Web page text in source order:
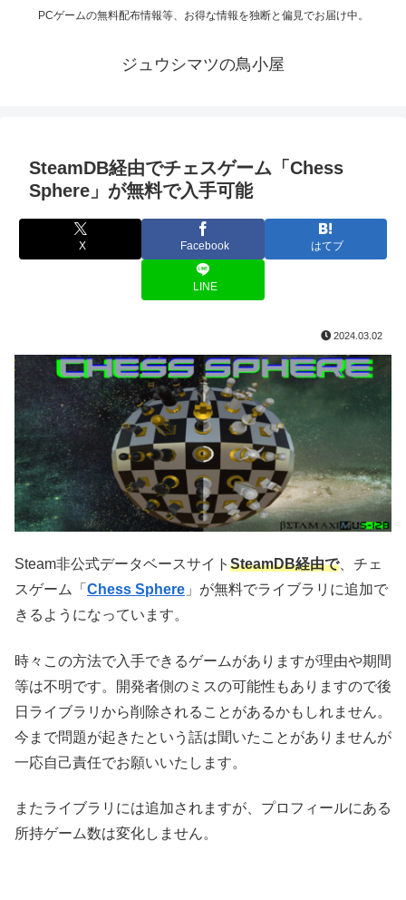
PCゲームの無料配布情報等、お得な情報を独断と偏見でお届け中。
ジュウシマツの鳥小屋
SteamDB経由でチェスゲーム「Chess
Sphere」が無料で入手可能
X Facebook はてブ
LINE
2024.03.02
Steam非公式データベースサイト SteamDB経由で、チェ
スゲーム「 Chess Sphere 」が無料でライブラリに追加で
きるようになっています。
時々この方法で入手できるゲームがありますが理由や期間
等は不明です。開発者側のミスの可能性もありますので後
日ライブラリから削除されることがあるかもしれません。
今まで問題が起きたという話は聞いたことがありませんが
一応自己責任でお願いいたします。
またライブラリには追加されますが、プロフィールにある
所持ゲーム数は変化しません。